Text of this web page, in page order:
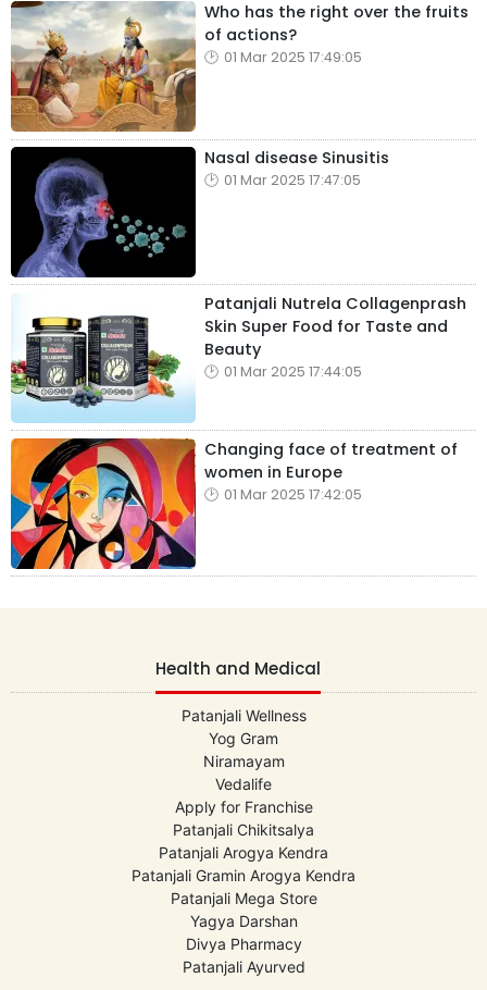
Who has the right over the fruits
of actions?
01 Mar 2025 17:49:05
Nasal disease Sinusitis
01 Mar 2025 17:47:05
Patanjali Nutrela Collagenprash
Skin Super Food for Taste and
Beauty
01 Mar 2025 17:44:05
Changing face of treatment of
women in Europe
01 Mar 2025 17:42:05
Health and Medical
Patanjali Wellness
Yog Gram
Niramayam
Vedalife
Apply for Franchise
Patanjali Chikitsalya
Patanjali Arogya Kendra
Patanjali Gramin Arogya Kendra
Patanjali Mega Store
Yagya Darshan
Divya Pharmacy
Patanjali Ayurved